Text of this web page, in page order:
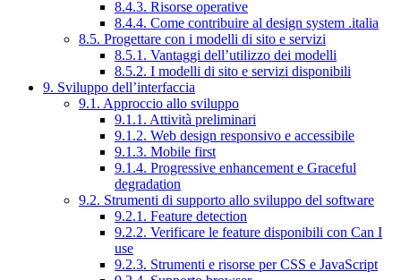
8.4.3. Risorse operative
8.4.4. Come contribuire al design system .italia
8.5. Progettare con i modelli di sito e servizi
8.5.1. Vantaggi dell’utilizzo dei modelli
8.5.2. I modelli di sito e servizi disponibili
9. Sviluppo dell’interfaccia
9.1. Approccio allo sviluppo
9.1.1. Attività preliminari
9.1.2. Web design responsivo e accessibile
9.1.3. Mobile first
9.1.4. Progressive enhancement e Graceful
degradation
9.2. Strumenti di supporto allo sviluppo del software
9.2.1. Feature detection
9.2.2. Verificare le feature disponibili con Can I
use
9.2.3. Strumenti e risorse per CSS e JavaScript